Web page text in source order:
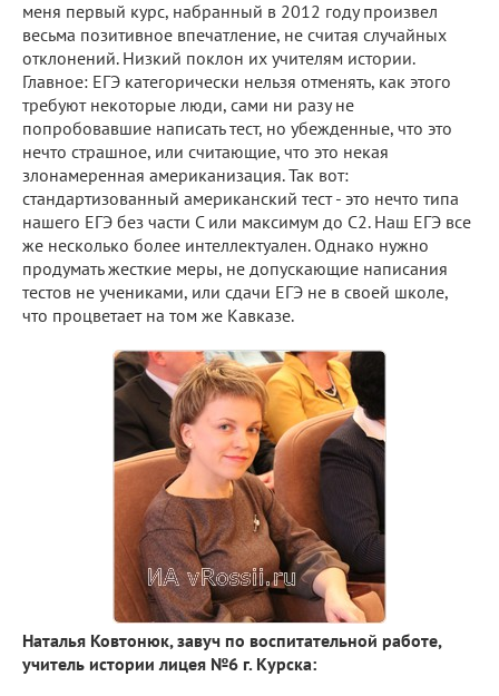
меня первый курс, набранный в 2012 году произвел
весьма позитивное впечатление, не считая случайных
отклонений. Низкий поклон их учителям истории.
Главное: ЕГЭ категорически нельзя отменять, как этого
требуют некоторые люди, сами ни разу не
попробовавшие написать тест, но убежденные, что это
нечто страшное, или считающие, что это некая
злонамеренная американизация. Так вот:
стандартизованный американский тест - это нечто типа
нашего ЕГЭ без части С или максимум до С2. Наш ЕГЭ все
же несколько более интеллектуален. Однако нужно
продумать жесткие меры, не допускающие написания
тестов не учениками, или сдачи ЕГЭ не в своей школе,
что процветает на том же Кавказе.
Наталья Ковтонюк, завуч по воспитательной работе,
учитель истории лицея №6 г. Курска: